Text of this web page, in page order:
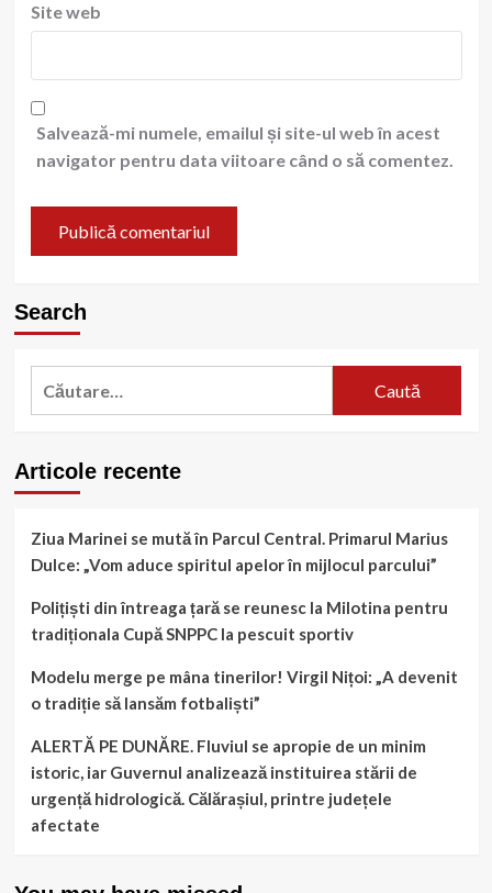
Site web
Salvează-mi numele, emailul și site-ul web în acest
navigator pentru data viitoare când o să comentez.
Search
Caută
Articole recente
Ziua Marinei se mută în Parcul Central. Primarul Marius
Dulce: „Vom aduce spiritul apelor în mijlocul parcului”
Polițiști din întreaga țară se reunesc la Milotina pentru
tradiționala Cupă SNPPC la pescuit sportiv
Modelu merge pe mâna tinerilor! Virgil Nițoi: „A devenit
o tradiție să lansăm fotbaliști”
ALERTĂ PE DUNĂRE. Fluviul se apropie de un minim
istoric, iar Guvernul analizează instituirea stării de
urgență hidrologică. Călărașiul, printre județele
afectate